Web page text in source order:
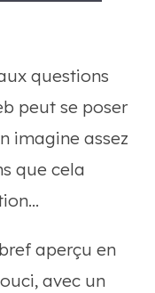
questions
peut se poser
imagine assez
que cela
aperçu en
avec un